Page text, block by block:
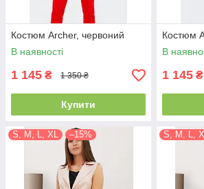
Костюм Archer, червоний
В наявності
1 145 ₴ 1 350 ₴
Купити
Костюм
В
1 145 ₴
S, M, L, XL –15% S, M, L,